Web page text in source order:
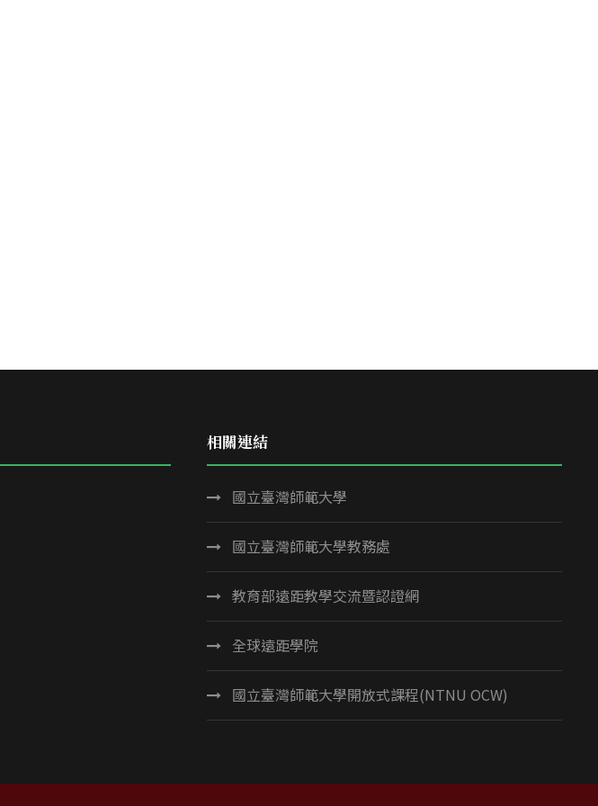
相關連結
國立臺灣師範大學
國立臺灣師範大學教務處
教育部遠距教學交流暨認證網
全球遠距學院
國立臺灣師範大學開放式課程(NTNU OCW)